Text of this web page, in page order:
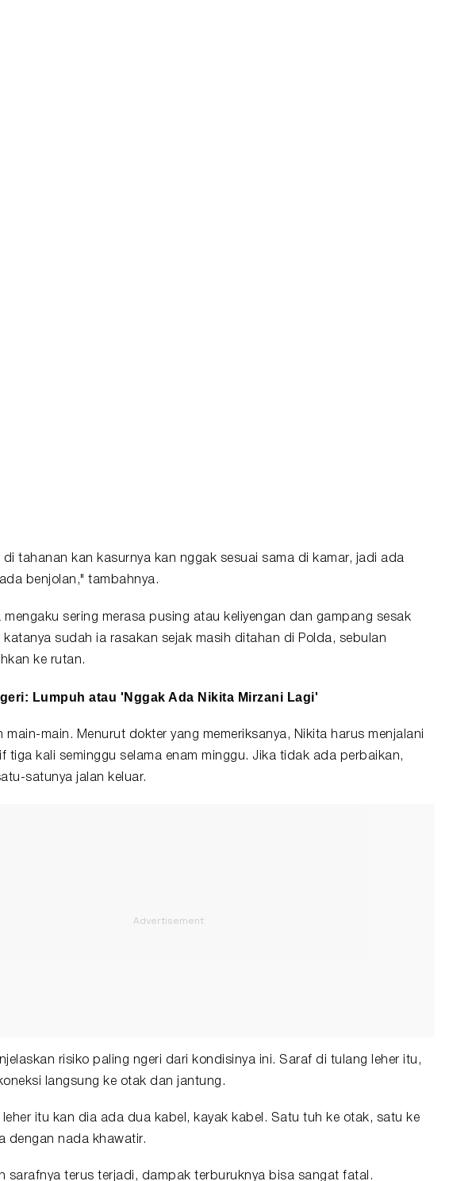
di tahanan kan kasurnya kan nggak sesuai sama di kamar, jadi ada
benjolan," tambahnya.
mengaku sering merasa pusing atau keliyengan dan gampang sesak
katanya sudah ia rasakan sejak masih ditahan di Polda, sebulan
ke rutan.
Lumpuh atau 'Nggak Ada Nikita Mirzani Lagi'
main-main. Menurut dokter yang memeriksanya, Nikita harus menjalani
tiga kali seminggu selama enam minggu. Jika tidak ada perbaikan,
satunya jalan keluar.
risiko paling ngeri dari kondisinya ini. Saraf di tulang leher itu,
langsung ke otak dan jantung.
itu kan dia ada dua kabel, kayak kabel. Satu tuh ke otak, satu ke
dengan nada khawatir.
sarafnya terus terjadi, dampak terburuknya bisa sangat fatal.